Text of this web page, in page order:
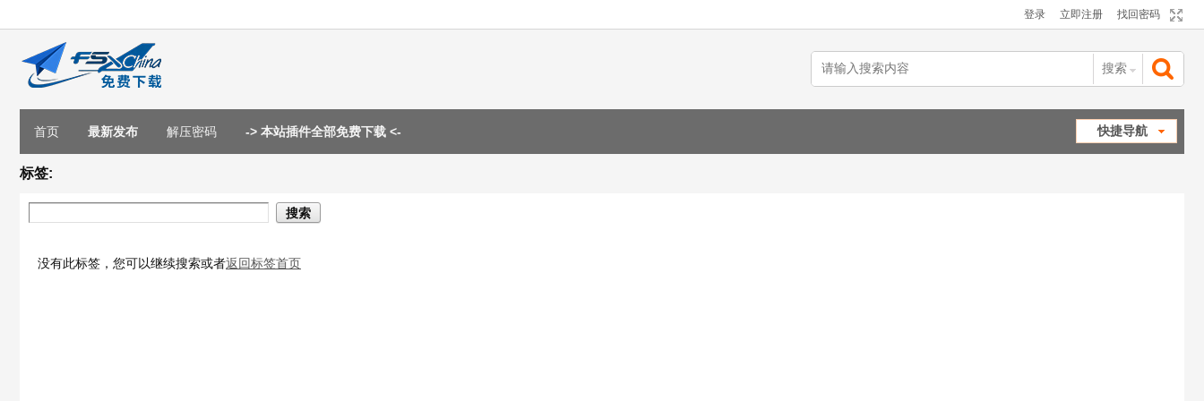
登录 立即注册 找回密码
搜索
快捷导航
首页 最新发布 解压密码 -> 本站插件全部免费下载 <-
标签:
搜索
没有此标签，您可以继续搜索或者返回标签首页